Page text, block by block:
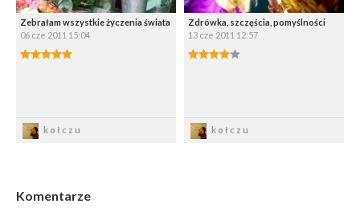
Zebrałam wszystkie życzenia świata
06 cze 2011 15:04
5.00/5
kołczu
Zdrówka, szczęścia, pomyślności
13 cze 2011 12:57
4.00/5
kołczu
Komentarze